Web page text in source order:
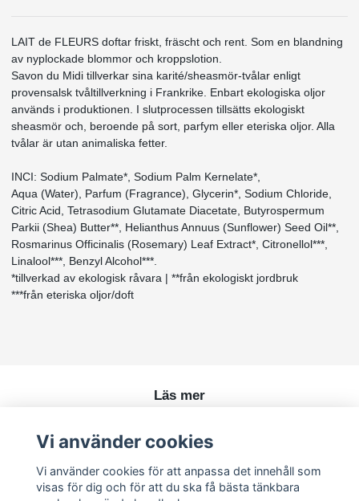
LAIT de FLEURS doftar friskt, fräscht och rent. Som en blandning
av nyplockade blommor och kroppslotion.
Savon du Midi tillverkar sina karité/sheasmör-tvålar enligt
provensalsk tvåltillverkning i Frankrike. Enbart ekologiska oljor
används i produktionen. I slutprocessen tillsätts ekologiskt
sheasmör och, beroende på sort, parfym eller eteriska oljor. Alla
tvålar är utan animaliska fetter.
INCI: Sodium Palmate*, Sodium Palm Kernelate*,
Aqua (Water), Parfum (Fragrance), Glycerin*, Sodium Chloride,
Citric Acid, Tetrasodium Glutamate Diacetate, Butyrospermum
Parkii (Shea) Butter**, Helianthus Annuus (Sunflower) Seed Oil**,
Rosmarinus Officinalis (Rosemary) Leaf Extract*, Citronellol***,
Linalool***, Benzyl Alcohol***.
*tillverkad av ekologisk råvara | **från ekologiskt jordbruk
***från eteriska oljor/doft
Läs mer
Kontakt
Vi använder cookies
Vi använder cookies för att anpassa det innehåll som
visas för dig och för att du ska få bästa tänkbara